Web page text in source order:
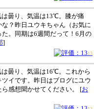
は曇り、気温は13℃。膝が痛
？昨日ユウキちゃん（お気に
。同期は6週間だって！6月の
]
13
曇り、気温は16℃。これから
イです。昨日はブログにユウ
感想聞かせてください。 [お